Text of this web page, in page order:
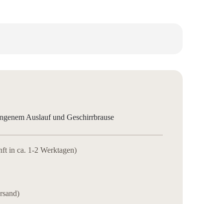
Auslauf und Geschirrbrause
in ca. 1-2 Werktagen)